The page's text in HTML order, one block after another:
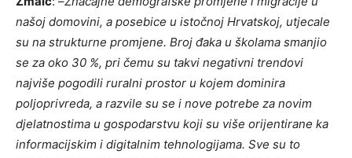
našoj domovini, a posebice u istočnoj Hrvatskoj, utjecale
su na strukturne promjene. Broj đaka u školama smanjio
se za oko 30 %, pri čemu su takvi negativni trendovi
najviše pogodili ruralni prostor u kojem dominira
poljoprivreda, a razvile su se i nove potrebe za novim
djelatnostima u gospodarstvu koji su više orijentirane ka
informacijskim i digitalnim tehnologijama. Sve su to